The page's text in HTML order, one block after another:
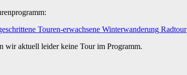
Touren-erwachsene Winterwanderung Radtour
wir aktuell leider keine Tour im Programm.